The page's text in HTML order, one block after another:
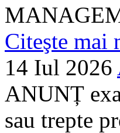
Citeşte mai
14 Iul 2026
ANUNȚ
sau trepte